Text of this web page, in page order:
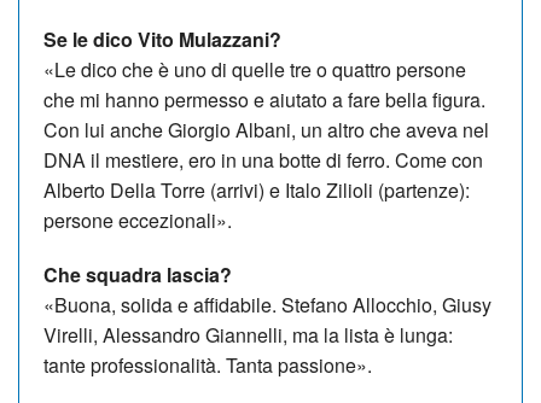
Se le dico Vito Mulazzani?
«Le dico che è uno di quelle tre o quattro persone
che mi hanno permesso e aiutato a fare bella figura.
Con lui anche Giorgio Albani, un altro che aveva nel
DNA il mestiere, ero in una botte di ferro. Come con
Alberto Della Torre (arrivi) e Italo Zilioli (partenze):
persone eccezionali».
Che squadra lascia?
«Buona, solida e affidabile. Stefano Allocchio, Giusy
Virelli, Alessandro Giannelli, ma la lista è lunga:
tante professionalità. Tanta passione».